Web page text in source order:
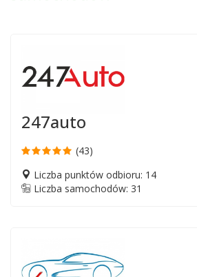
247auto
(43)
Liczba punktów odbioru: 14
Liczba samochodów: 31